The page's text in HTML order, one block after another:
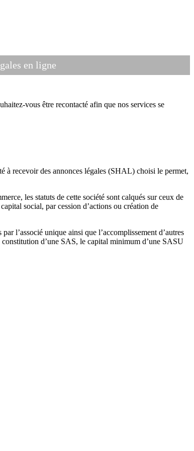
en ligne
vous être recontacté afin que nos services se
à recevoir des annonces légales (SHAL) choisi le permet,
les statuts de cette société sont calqués sur ceux de
social, par cession d’actions ou création de
l’associé unique ainsi que l’accomplissement d’autres
d’une SAS, le capital minimum d’une SASU